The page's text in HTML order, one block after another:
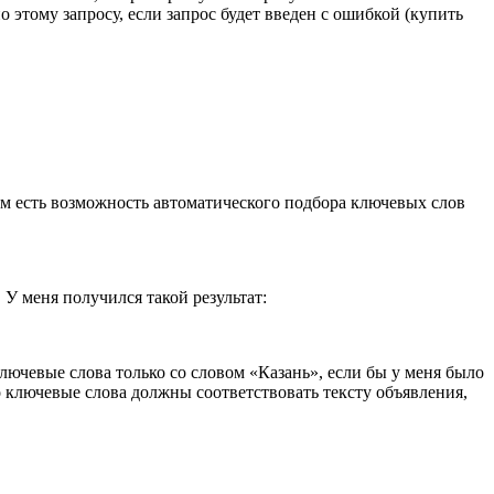
запросу, если запрос будет введен с ошибкой (купить
есть возможность автоматического подбора ключевых слов
получился такой результат:
слова только со словом «Казань», если бы у меня было
слова должны соответствовать тексту объявления,